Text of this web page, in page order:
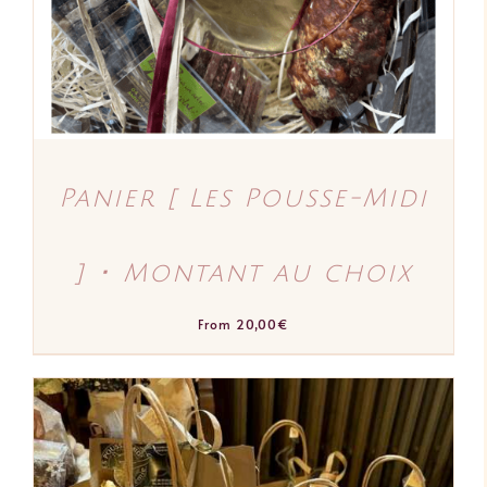
LES
OPTIONS
PEUVENT
ÊTRE
CHOISIES
SUR
LA
PAGE
Panier [ Les Pousse-Midi
] ･ Montant au choix
From 20,00€